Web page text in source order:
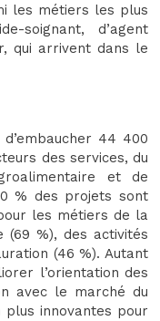
les métiers les plus
soignant, d’agent
qui arrivent dans le
44 400
des services, du
et de
% des projets sont
les métiers de la
(69 %), des activités
(46 %). Autant
l’orientation des
avec le marché du
innovantes pour